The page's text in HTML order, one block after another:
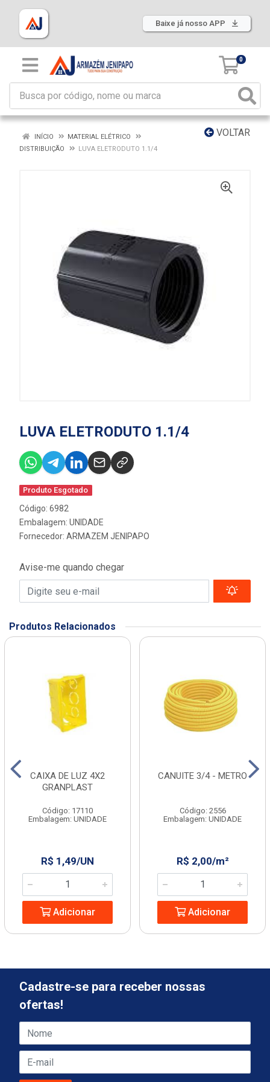
Baixe já nosso APP
0
VOLTAR
INÍCIO
MATERIAL ELÉTRICO
DISTRIBUIÇÃO
LUVA ELETRODUTO 1.1/4
LUVA ELETRODUTO 1.1/4
Produto Esgotado
Código: 6982
Embalagem: UNIDADE
Fornecedor: ARMAZEM JENIPAPO
Avise-me quando chegar
Produtos Relacionados
CAIXA DE LUZ 4X2
GRANPLAST
Código: 17110
Embalagem: UNIDADE
R$ 1,49/UN
Adicionar
CANUITE 3/4 - METRO
Código: 2556
Embalagem: UNIDADE
R$ 2,00/m²
Adicionar
Cadastre-se para receber nossas
ofertas!